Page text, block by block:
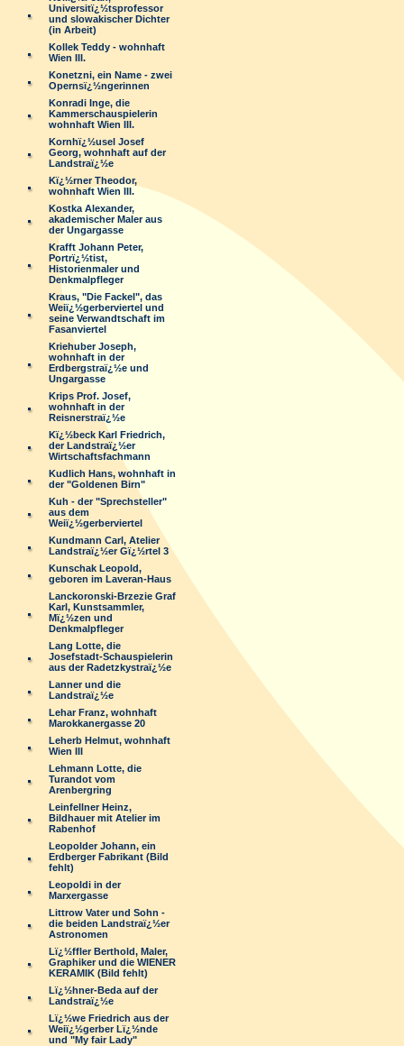
Universitï¿½tsprofessor
und slowakischer Dichter
(in Arbeit)
Kollek Teddy - wohnhaft
Wien III.
Konetzni, ein Name - zwei
Opernsï¿½ngerinnen
Konradi Inge, die
Kammerschauspielerin
wohnhaft Wien III.
Kornhï¿½usel Josef
Georg, wohnhaft auf der
Landstraï¿½e
Kï¿½rner Theodor,
wohnhaft Wien III.
Kostka Alexander,
akademischer Maler aus
der Ungargasse
Krafft Johann Peter,
Portrï¿½tist,
Historienmaler und
Denkmalpfleger
Kraus, "Die Fackel", das
Weiï¿½gerberviertel und
seine Verwandtschaft im
Fasanviertel
Kriehuber Joseph,
wohnhaft in der
Erdbergstraï¿½e und
Ungargasse
Krips Prof. Josef,
wohnhaft in der
Reisnerstraï¿½e
Kï¿½beck Karl Friedrich,
der Landstraï¿½er
Wirtschaftsfachmann
Kudlich Hans, wohnhaft in
der "Goldenen Birn"
Kuh - der "Sprechsteller"
aus dem
Weiï¿½gerberviertel
Kundmann Carl, Atelier
Landstraï¿½er Gï¿½rtel 3
Kunschak Leopold,
geboren im Laveran-Haus
Lanckoronski-Brzezie Graf
Karl, Kunstsammler,
Mï¿½zen und
Denkmalpfleger
Lang Lotte, die
Josefstadt-Schauspielerin
aus der Radetzkystraï¿½e
Lanner und die
Landstraï¿½e
Lehar Franz, wohnhaft
Marokkanergasse 20
Leherb Helmut, wohnhaft
Wien III
Lehmann Lotte, die
Turandot vom
Arenbergring
Leinfellner Heinz,
Bildhauer mit Atelier im
Rabenhof
Leopolder Johann, ein
Erdberger Fabrikant (Bild
fehlt)
Leopoldi in der
Marxergasse
Littrow Vater und Sohn -
die beiden Landstraï¿½er
Astronomen
Lï¿½ffler Berthold, Maler,
Graphiker und die WIENER
KERAMIK (Bild fehlt)
Lï¿½hner-Beda auf der
Landstraï¿½e
Lï¿½we Friedrich aus der
Weiï¿½gerber Lï¿½nde
und "My fair Lady"